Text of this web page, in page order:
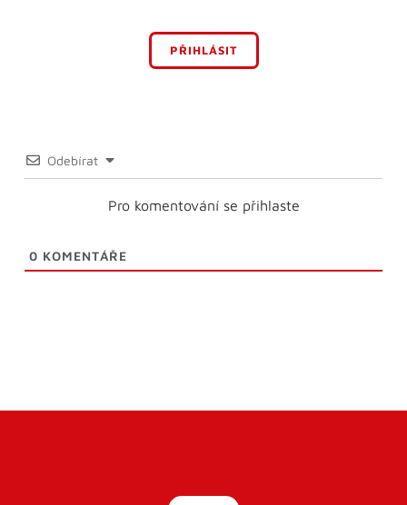
PŘIHLÁSIT
Odebírat
Pro komentování se přihlaste
0 KOMENTÁŘE